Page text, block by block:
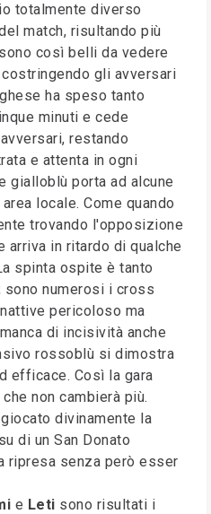
totalmente diverso
match, risultando più
così belli da vedere
gli avversari
ha speso tanto
minuti e cede
restando
e attenta in ogni
gialloblù porta ad alcune
locale. Come quando
trovando l'opposizione
arriva in ritardo di qualche
spinta ospite è tanto
numerosi i cross
pericoloso ma
di incisività anche
rossoblù si dimostra
efficace. Così la gara
non cambierà più.
divinamente la
di un San Donato
ripresa senza però esser
e Leti sono risultati i